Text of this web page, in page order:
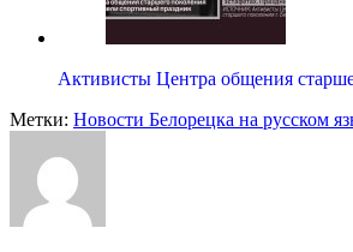
Активисты Центра общения
Метки: Новости Белорецка на русском